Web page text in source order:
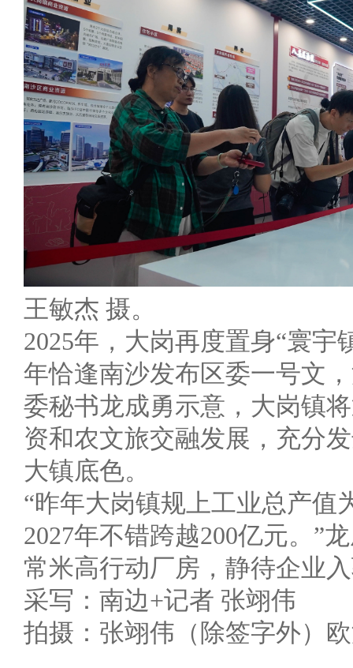
王敏杰 摄。
2025年，大岗再度置身“寰宇
年恰逢南沙发布区委一号文
委秘书龙成勇示意，大岗镇
资和农文旅交融发展，充分
大镇底色。
“昨年大岗镇规上工业总产值
2027年不错跨越200亿元。”
常米高行动厂房，静待企业
采写：南边+记者 张翊伟
拍摄：张翊伟（除签字外）